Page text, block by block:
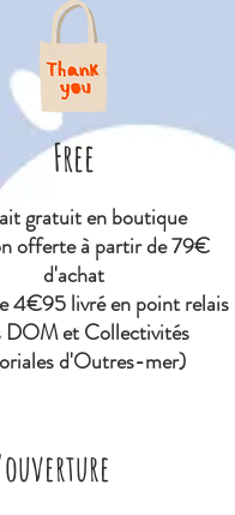
Free
gratuit en boutique
offerte à partir de 79€
d'achat
4€95 livré en point relais
DOM et Collectivités
d'Outres-mer)